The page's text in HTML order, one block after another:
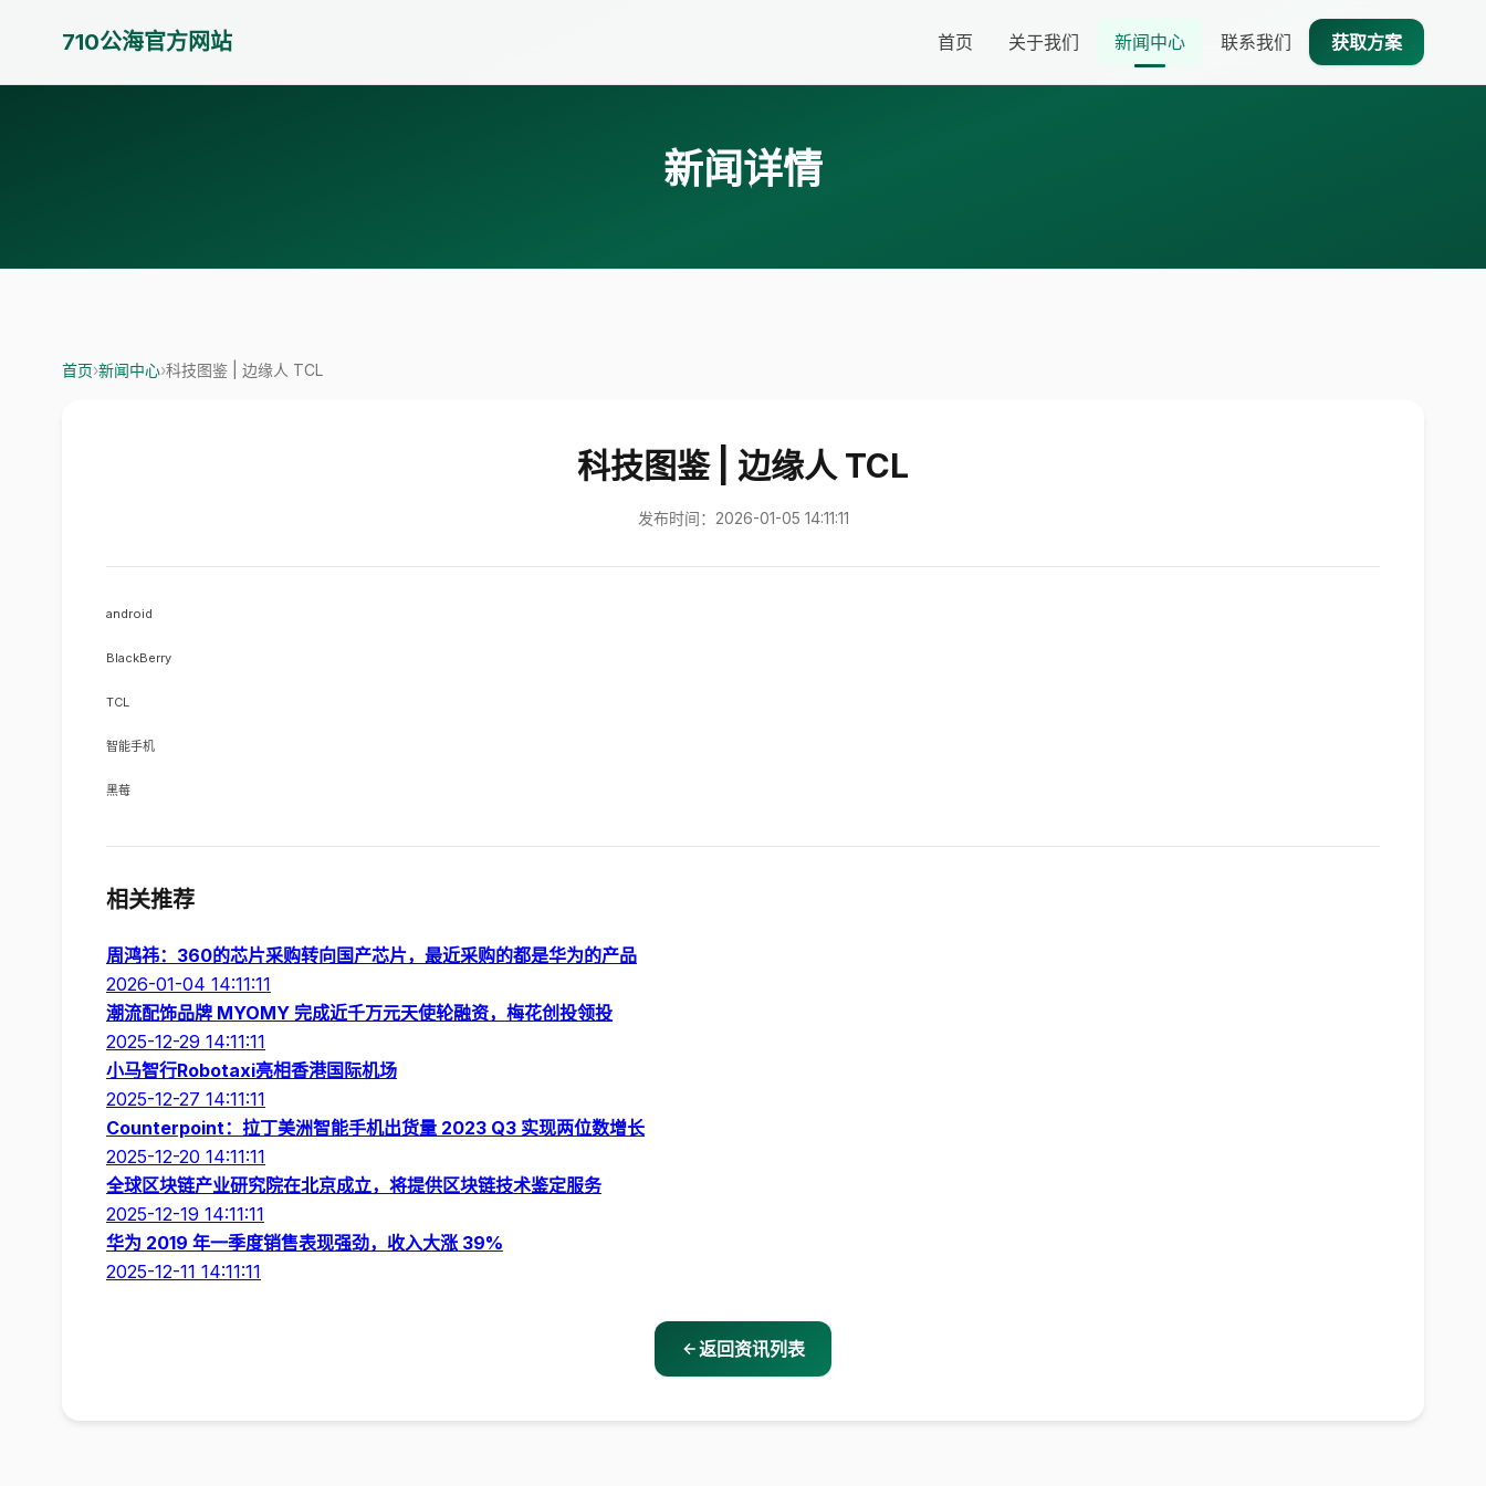
710公海官方网站 首页 关于我们 新闻中心 联系我们 获取方案
新闻详情
首页›新闻中心›科技图鉴 | 边缘人 TCL
科技图鉴 | 边缘人 TCL
发布时间：2026-01-05 14:11:11
android
BlackBerry
TCL
智能手机
黑莓
相关推荐
周鸿祎：360的芯片采购转向国产芯片，最近采购的都是华为的产品
2026-01-04 14:11:11
潮流配饰品牌 MYOMY 完成近千万元天使轮融资，梅花创投领投
2025-12-29 14:11:11
小马智行Robotaxi亮相香港国际机场
2025-12-27 14:11:11
Counterpoint：拉丁美洲智能手机出货量 2023 Q3 实现两位数增长
2025-12-20 14:11:11
全球区块链产业研究院在北京成立，将提供区块链技术鉴定服务
2025-12-19 14:11:11
华为 2019 年一季度销售表现强劲，收入大涨 39%
2025-12-11 14:11:11
返回资讯列表